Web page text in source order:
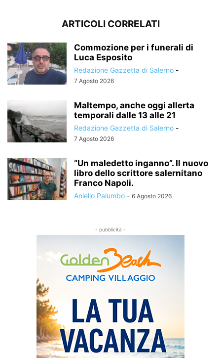
ARTICOLI CORRELATI
Commozione per i funerali di
Luca Esposito
Redazione Gazzetta di Salerno -
7 Agosto 2026
Maltempo, anche oggi allerta
temporali dalle 13 alle 21
Redazione Gazzetta di Salerno -
7 Agosto 2026
“Un maledetto inganno”. Il nuovo
libro dello scrittore salernitano
Franco Napoli.
Aniello Palumbo - 6 Agosto 2026
- pubblicità -